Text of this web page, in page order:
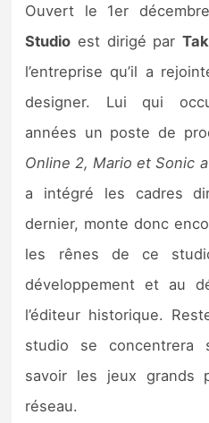
Guides
Ouvert le 1er
Studio est dirigé par
l’entreprise qu’il a
designer. Lui qui
années un poste de
Online 2, Mario et Sonic
a intégré les cadres
dernier, monte donc
les rênes de ce
développement et au
l’éditeur historique.
studio se concentrera
savoir les jeux grands
réseau.